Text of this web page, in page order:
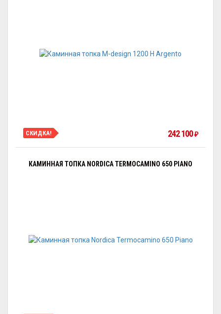
СКИДКА! 242 100 ₽
КАМИННАЯ ТОПКА NORDICA TERMOCAMINO 650 PIANO